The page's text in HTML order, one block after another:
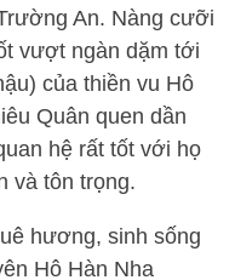
An. Nàng cưỡi
vượt ngàn dặm tới
của thiền vu Hô
Quân quen dần
hệ rất tốt với họ
và tôn trọng.
hương, sinh sống
Hô Hàn Nha